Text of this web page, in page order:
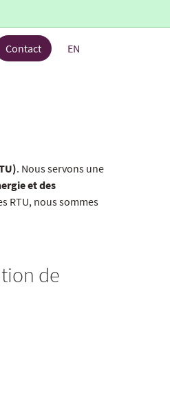
Contact EN
. Nous servons une
et des
RTU, nous sommes
de